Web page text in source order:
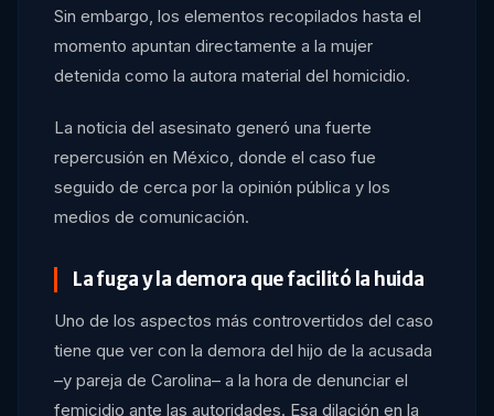
Sin embargo, los elementos recopilados hasta el
momento apuntan directamente a la mujer
detenida como la autora material del homicidio.
La noticia del asesinato generó una fuerte
repercusión en México, donde el caso fue
seguido de cerca por la opinión pública y los
medios de comunicación.
La fuga y la demora que facilitó la huida
Uno de los aspectos más controvertidos del caso
tiene que ver con la demora del hijo de la acusada
–y pareja de Carolina– a la hora de denunciar el
femicidio ante las autoridades. Esa dilación en la